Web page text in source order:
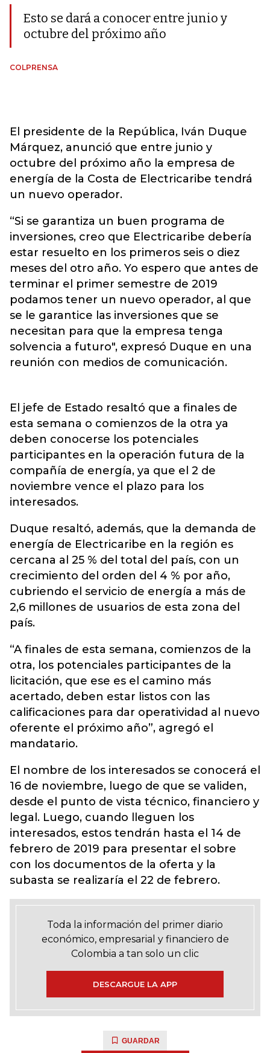
Esto se dará a conocer entre junio y
octubre del próximo año
COLPRENSA
El presidente de la República, Iván Duque
Márquez, anunció que entre junio y
octubre del próximo año la empresa de
energía de la Costa de Electricaribe tendrá
un nuevo operador.
“Si se garantiza un buen programa de
inversiones, creo que Electricaribe debería
estar resuelto en los primeros seis o diez
meses del otro año. Yo espero que antes de
terminar el primer semestre de 2019
podamos tener un nuevo operador, al que
se le garantice las inversiones que se
necesitan para que la empresa tenga
solvencia a futuro", expresó Duque en una
reunión con medios de comunicación.
El jefe de Estado resaltó que a finales de
esta semana o comienzos de la otra ya
deben conocerse los potenciales
participantes en la operación futura de la
compañía de energía, ya que el 2 de
noviembre vence el plazo para los
interesados.
Duque resaltó, además, que la demanda de
energía de Electricaribe en la región es
cercana al 25 % del total del país, con un
crecimiento del orden del 4 % por año,
cubriendo el servicio de energía a más de
2,6 millones de usuarios de esta zona del
país.
“A finales de esta semana, comienzos de la
otra, los potenciales participantes de la
licitación, que ese es el camino más
acertado, deben estar listos con las
calificaciones para dar operatividad al nuevo
oferente el próximo año”, agregó el
mandatario.
El nombre de los interesados se conocerá el
16 de noviembre, luego de que se validen,
desde el punto de vista técnico, financiero y
legal. Luego, cuando lleguen los
interesados, estos tendrán hasta el 14 de
febrero de 2019 para presentar el sobre
con los documentos de la oferta y la
subasta se realizaría el 22 de febrero.
Toda la información del primer diario
económico, empresarial y financiero de
Colombia a tan solo un clic
DESCARGUE LA APP
GUARDAR